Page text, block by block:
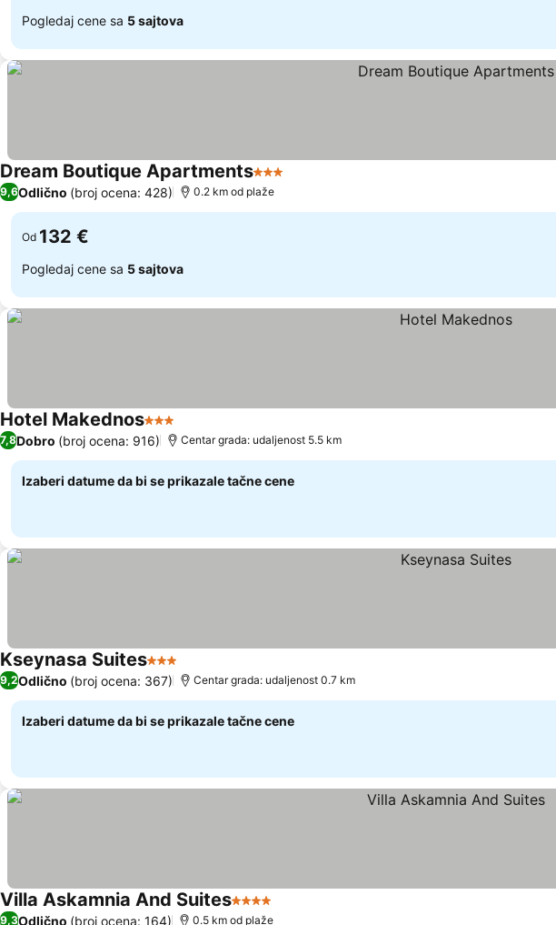
Pogledaj cene sa 5 sajtova
Dream Boutique Apartments3 Zvezdice
9,6Odlično (broj ocena: 428) 0.2 km od plaže
Od 132 €
Pogledaj cene sa 5 sajtova
Hotel Makednos3 Zvezdice
7,8Dobro (broj ocena: 916) Centar grada: udaljenost 5.5 km
Izaberi datume da bi se prikazale tačne cene
Kseynasa Suites3 Zvezdice
9,2Odlično (broj ocena: 367) Centar grada: udaljenost 0.7 km
Izaberi datume da bi se prikazale tačne cene
Villa Askamnia And Suites4 Zvezdice
9,3Odlično (broj ocena: 164) 0.5 km od plaže